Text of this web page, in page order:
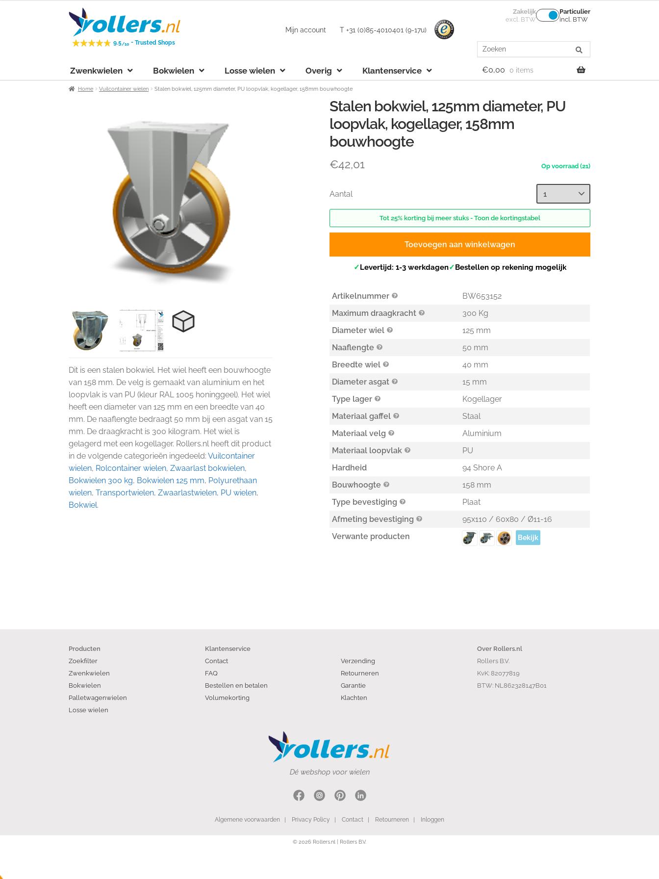
Ga
door
naar
navigatie
Ga
naar
de
inhoud
9.5/10 -Trusted Shops
Mijn account T +31 (0)85-4010401 (9-17u)
Zakelijk
excl. BTW
Particulier
incl. BTW
Search
for:
Zwenkwielen Bokwielen Losse wielen Overig Klantenservice €0,00 0 items
Home Vuilcontainer wielen Stalen bokwiel, 125mm diameter, PU loopvlak, kogellager, 158mm bouwhoogte
Dit is een stalen bokwiel. Het wiel heeft een bouwhoogte
van 158 mm. De velg is gemaakt van aluminium en het
loopvlak is van PU (kleur RAL 1005 honinggeel). Het wiel
heeft een diameter van 125 mm en een breedte van 40
mm. De naaflengte bedraagt 50 mm bij een asgat van 15
mm. De draagkracht is 300 kilogram. Het wiel is
gelagerd met een kogellager. Rollers.nl heeft dit product
in de volgende categorieën ingedeeld:Vuilcontainer
wielen, Rolcontainer wielen,Zwaarlast bokwielen,
Bokwielen 300 kg, Bokwielen 125 mm, Polyurethaan
wielen,Transportwielen,Zwaarlastwielen, PU wielen,
Bokwiel.
Stalen bokwiel, 125mm diameter, PU
loopvlak, kogellager, 158mm
bouwhoogte
€42,01 (21)
Aantal
Tot 25% korting bij meer stuks - Toon de kortingstabel
Toevoegen aan winkelwagen
✓ Levertijd: 1-3 werkdagen✓ Bestellen op rekening mogelijk
Artikelnummer
BW653152
Maximum draagkracht
300 Kg
Diameter wiel
125 mm
Naaflengte
50 mm
Breedte wiel
40 mm
Diameter asgat
15 mm
Type lager
Kogellager
Materiaal gaffel
Staal
Materiaal velg
Aluminium
Materiaal loopvlak
PU
Hardheid
94 Shore A
Bouwhoogte
158 mm
Type bevestiging
Plaat
Afmeting bevestiging
95x110 / 60x80 / Ø11-16
Verwante producten
Bekijk
Producten
Zoekfilter
Zwenkwielen
Bokwielen
Palletwagenwielen
Losse wielen
Klantenservice
Contact
FAQ
Bestellen en betalen
Volumekorting
Verzending
Retourneren
Garantie
Klachten
Over Rollers.nl
Rollers B.V.
KvK: 82077819
BTW: NL862328147B01
Dé webshop voor wielen
Algemene voorwaarden | Privacy Policy | Contact | Retourneren | Inloggen
© 2026 Rollers.nl | Rollers B.V.